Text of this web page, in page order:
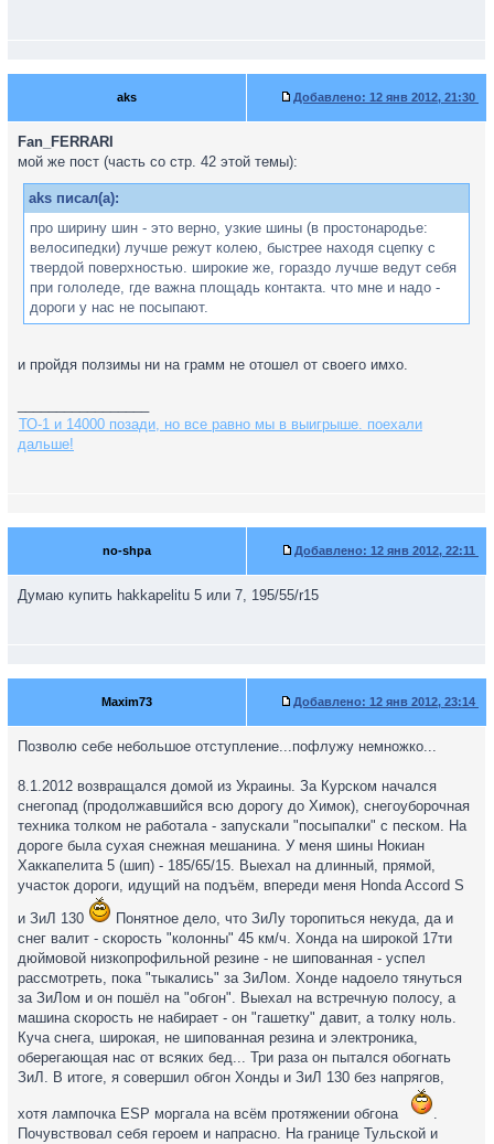
aks Добавлено: 12 янв 2012, 21:30
Fan_FERRARI
мой же пост (часть со стр. 42 этой темы):
aks писал(а):
про ширину шин - это верно, узкие шины (в простонародье:
велосипедки) лучше режут колею, быстрее находя сцепку с
твердой поверхностью. широкие же, гораздо лучше ведут себя
при гололеде, где важна площадь контакта. что мне и надо -
дороги у нас не посыпают.
и пройдя ползимы ни на грамм не отошел от своего имхо.
ТО-1 и 14000 позади, но все равно мы в выигрыше. поехали
дальше!
no-shpa Добавлено: 12 янв 2012, 22:11
Думаю купить hakkapelitu 5 или 7, 195/55/r15
Maxim73 Добавлено: 12 янв 2012, 23:14
Позволю себе небольшое отступление...пофлужу немножко...
8.1.2012 возвращался домой из Украины. За Курском начался
снегопад (продолжавшийся всю дорогу до Химок), снегоуборочная
техника толком не работала - запускали "посыпалки" с песком. На
дороге была сухая снежная мешанина. У меня шины Нокиан
Хаккапелита 5 (шип) - 185/65/15. Выехал на длинный, прямой,
участок дороги, идущий на подъём, впереди меня Honda Accord S
и ЗиЛ 130
Понятное дело, что ЗиЛу торопиться некуда, да и
снег валит - скорость "колонны" 45 км/ч. Хонда на широкой 17ти
дюймовой низкопрофильной резине - не шипованная - успел
рассмотреть, пока "тыкались" за ЗиЛом. Хонде надоело тянуться
за ЗиЛом и он пошёл на "обгон". Выехал на встречную полосу, а
машина скорость не набирает - он "гашетку" давит, а толку ноль.
Куча снега, широкая, не шипованная резина и электроника,
оберегающая нас от всяких бед... Три раза он пытался обогнать
ЗиЛ. В итоге, я совершил обгон Хонды и ЗиЛ 130 без напрягов,
хотя лампочка ESP моргала на всём протяжении обгона
.
Почувствовал себя героем и напрасно. На границе Тульской и